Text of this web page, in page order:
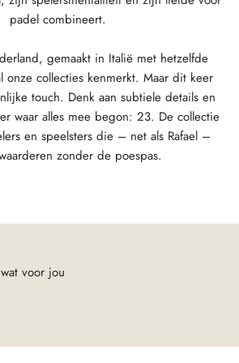
padel combineert.
gemaakt in Italië met hetzelfde
onze collecties kenmerkt. Maar dit keer
touch. Denk aan subtiele details en
waar alles mee begon: 23. De collectie
en speelsters die – net als Rafael –
zonder de poespas.